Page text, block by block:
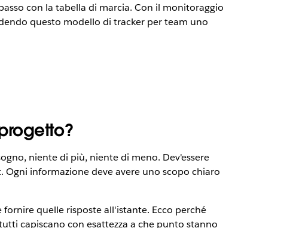
con la tabella di marcia. Con il monitoraggio
questo modello di tracker per team uno
niente di più, niente di meno. Dev'essere
informazione deve avere uno scopo chiaro
quelle risposte all'istante. Ecco perché
capiscano con esattezza a che punto stanno